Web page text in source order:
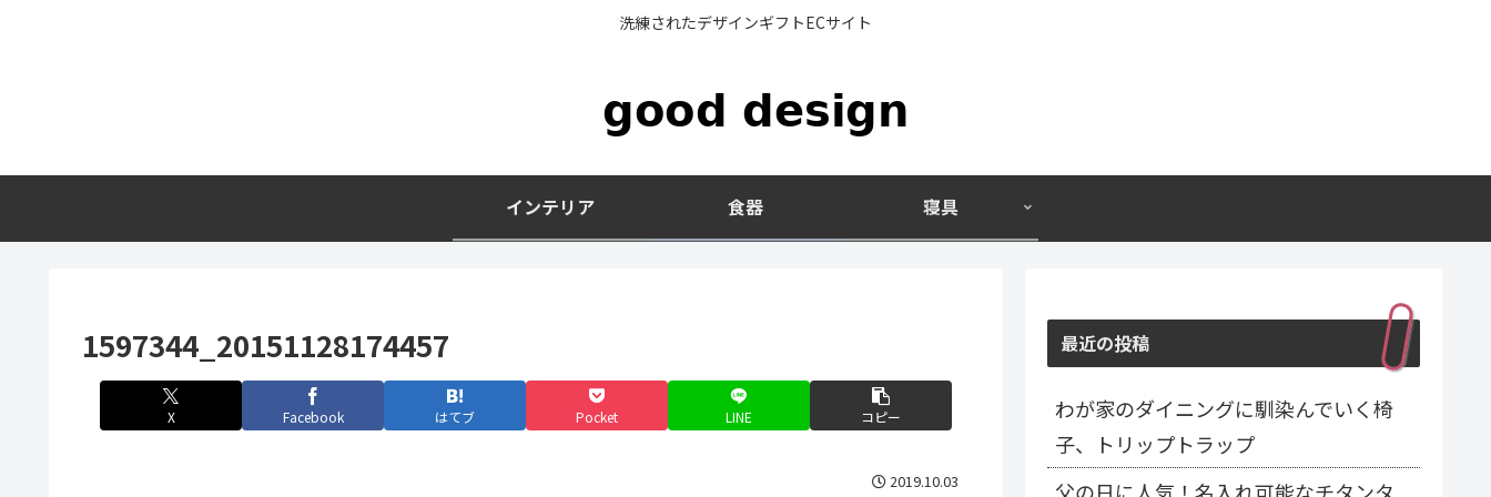
洗練されたデザインギフトECサイト
インテリア 食器 寝具
1597344_20151128174457
X Facebook はてブ Pocket LINE コピー
2019.10.03
最近の投稿
わが家のダイニングに馴染んでいく椅
子、トリップトラップ
父の日に人気！名入れ可能なチタンタ